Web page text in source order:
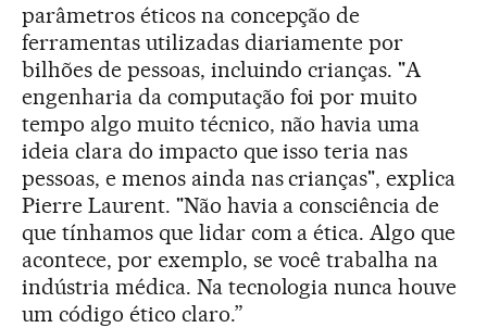
parâmetros éticos na concepção de
ferramentas utilizadas diariamente por
bilhões de pessoas, incluindo crianças. "A
engenharia da computação foi por muito
tempo algo muito técnico, não havia uma
ideia clara do impacto que isso teria nas
pessoas, e menos ainda nas crianças", explica
Pierre Laurent. "Não havia a consciência de
que tínhamos que lidar com a ética. Algo que
acontece, por exemplo, se você trabalha na
indústria médica. Na tecnologia nunca houve
um código ético claro.”